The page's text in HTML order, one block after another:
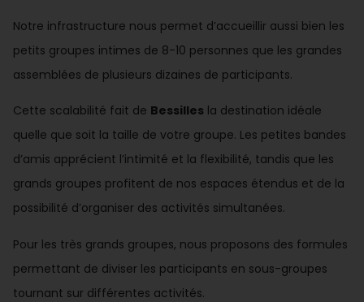
Notre infrastructure nous permet d’accueillir aussi bien les
petits groupes intimes de 8-10 personnes que les grandes
assemblées de plusieurs dizaines de participants.
Cette scalabilité fait de Bessilles la destination idéale
quelle que soit la taille de votre groupe. Les petites bandes
d’amis apprécient l’intimité et la flexibilité, tandis que les
grands groupes profitent de nos espaces étendus et de la
possibilité d’organiser des activités simultanées.
Pour les très grands groupes, nous proposons des formules
permettant de diviser les participants en sous-groupes
tournant sur différentes activités.